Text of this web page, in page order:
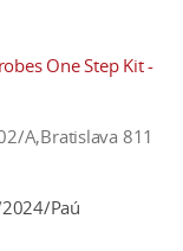
One Step Kit -
A,Bratislava 811
Paú